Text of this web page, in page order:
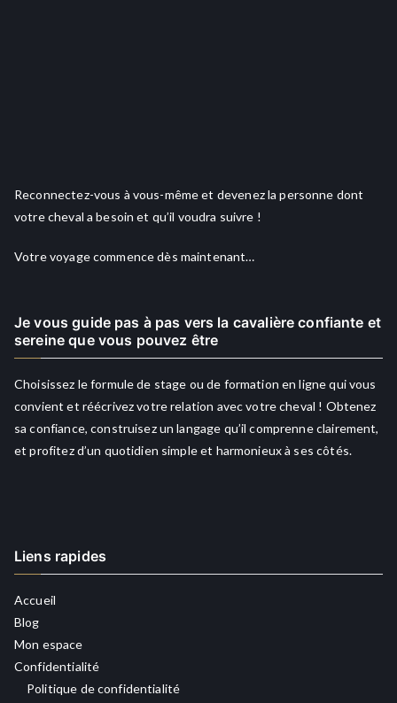
Reconnectez-vous à vous-même et devenez la personne dont
votre cheval a besoin et qu’il voudra suivre !
Votre voyage commence dès maintenant…
Je vous guide pas à pas vers la cavalière confiante et
sereine que vous pouvez être
Choisissez le formule de stage ou de formation en ligne qui vous
convient et réécrivez votre relation avec votre cheval ! Obtenez
sa confiance, construisez un langage qu’il comprenne clairement,
et profitez d’un quotidien simple et harmonieux à ses côtés.
Liens rapides
Accueil
Blog
Mon espace
Confidentialité
Politique de confidentialité